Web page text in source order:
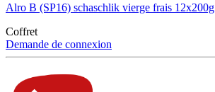
Alro B (SP16) schaschlik vierge frais 12x200g
Coffret
Demande de connexion